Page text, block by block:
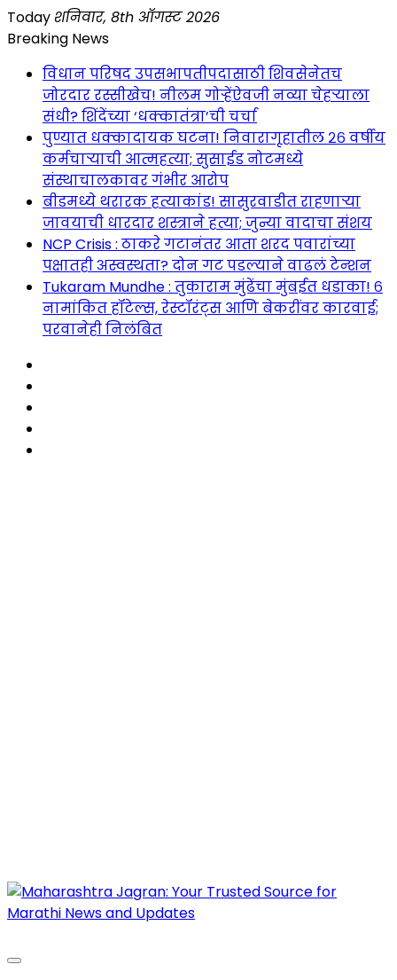
Skip
to
Today शनिवार, 8th ऑगस्ट 2026
Breaking News
विधान परिषद उपसभापतीपदासाठी शिवसेनेतच
जोरदार रस्सीखेच! नीलम गोऱ्हेंऐवजी नव्या चेहऱ्याला
संधी? शिंदेंच्या ‘धक्कातंत्रा’ची चर्चा
पुण्यात धक्कादायक घटना! निवारागृहातील २६ वर्षीय
कर्मचाऱ्याची आत्महत्या; सुसाईड नोटमध्ये
संस्थाचालकावर गंभीर आरोप
बीडमध्ये थरारक हत्याकांड! सासुरवाडीत राहणाऱ्या
जावयाची धारदार शस्त्राने हत्या; जुन्या वादाचा संशय
NCP Crisis : ठाकरे गटानंतर आता शरद पवारांच्या
पक्षातही अस्वस्थता? दोन गट पडल्याने वाढलं टेन्शन
Tukaram Mundhe : तुकाराम मुंढेंचा मुंबईत धडाका! ६
नामांकित हॉटेल्स, रेस्टॉरंट्स आणि बेकरींवर कारवाई;
परवानेही निलंबित
Maharashtra Jagran : Your Trusted Companion